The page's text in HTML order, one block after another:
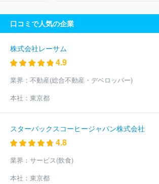
Ｈ
株式会社インフォネクスト 株式会社レス
ネット
株式会社クォーターズ
ａｓｅｅｄ
ケアシステム株式会社
ィング・グループ
ションズ
株式会社プラグマ
社Ｈ＆Ｎホールディングス
日本コンサルタンツ
ｅｒ Ｃｏｍｐａｎｙ
ンキュベータ
株式会社ティーズブレイン ほ
口コミで人気の企業
株式会社レーサム
4.9
業界： 不動産(総合不動産・デベロッパー)
本社： 東京都
スターバックスコーヒージャパン株式会社
4.8
業界： サービス(飲食)
本社： 東京都